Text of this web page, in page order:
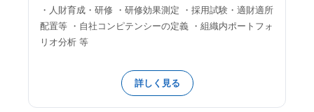
・人財育成・研修 ・研修効果測定 ・採用試験・適財適所
配置等 ・自社コンピテンシーの定義 ・組織内ポートフォ
リオ分析 等
詳しく見る